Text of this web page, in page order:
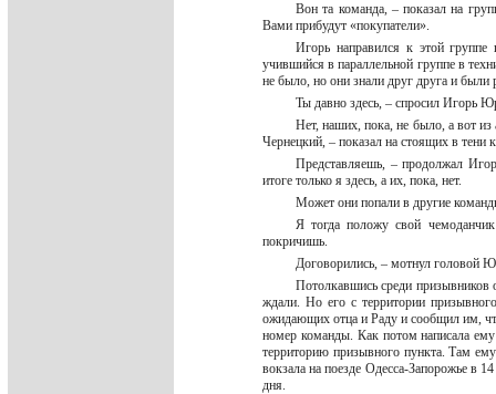
Вон та команда, – показал на
Вами прибудут «покупатели».
Игорь направился к этой
учившийся в параллельной группе в
не было, но они знали друг друга и были
Ты давно здесь, – спросил Игорь
Нет, наших, пока, не было, а вот из
Чернецкий, – показал на стоящих в тени
Представляешь, – продолжал
итоге только я здесь, а их, пока, нет.
Может они попали в другие
Я тогда положу свой
покричишь.
Договорились, – мотнул головой
Потолкавшись среди призывников
ждали. Но его с территории
ожидающих отца и Раду и сообщил им,
номер команды. Как потом написала ему
территорию призывного пункта. Там
вокзала на поезде Одесса-Запорожье в
дня.